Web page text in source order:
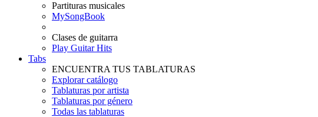
Partituras musicales
MySongBook
Clases de guitarra
Play Guitar Hits
Tabs
ENCUENTRA TUS TABLATURAS
Explorar catálogo
Tablaturas por artista
Tablaturas por género
Todas las tablaturas